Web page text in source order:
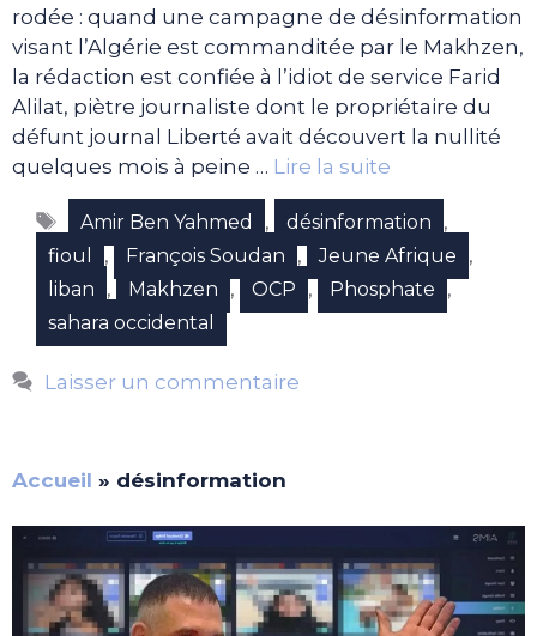
rodée : quand une campagne de désinformation
visant l’Algérie est commanditée par le Makhzen,
la rédaction est confiée à l’idiot de service Farid
Alilat, piètre journaliste dont le propriétaire du
défunt journal Liberté avait découvert la nullité
quelques mois à peine … Lire la suite
Étiquettes
Amir Ben Yahmed , désinformation ,
fioul , François Soudan , Jeune Afrique ,
liban , Makhzen , OCP , Phosphate ,
sahara occidental
Laisser un commentaire
Accueil » désinformation